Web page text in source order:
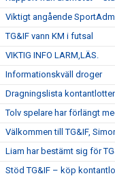
Viktigt angående
TG&IF vann KM i futsal
VIKTIG INFO LARM,LÄS.
Informationskväll droger
Dragningslista
Tolv spelare har förlängt
Välkommen till TG&IF,
Liam har bestämt sig för
Stöd TG&IF – köp